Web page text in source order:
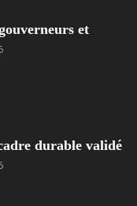
et
durable validé